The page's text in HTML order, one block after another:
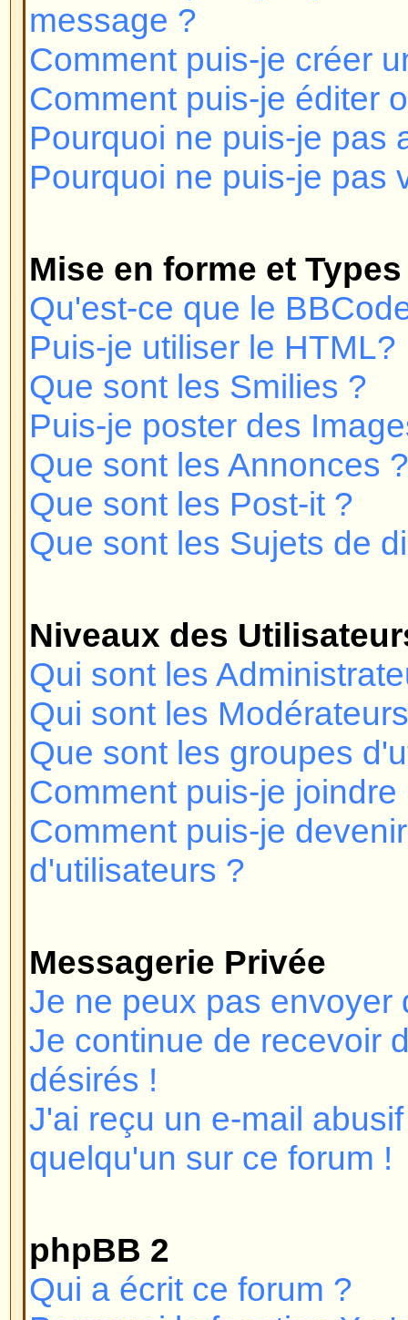
Puis-je poster des Images?
Que sont les Annonces ?
Que sont les Post-it ?
Que sont les Sujets de
Niveaux des Utilisateurs et
Qui sont les Administrateurs ?
Que sont les groupes
Comment puis-je joindre un
Comment puis-je devenir le
d'utilisateurs ?
Messagerie Privée
Je ne peux pas envoyer de
Je continue de recevoir des
désirés !
J'ai reçu un e-mail abusif ou de
phpBB 2
Qui a écrit ce forum ?
Pourquoi la fonction X n'est pas
Qui dois-je contacter à propos
de légalité relatif à ce forum ?
Vous êtes-vous enregistré ?
devez vous enregistrer afin de
vous été banni du forum (un
vous l'êtes) ? Si oui, vous
webmestre ou l'administrateur
découvrir la raison. Si vous
vous n'êtes pas banni et que
d'utilisateur et mot de passe.
que vient le problème, si cela